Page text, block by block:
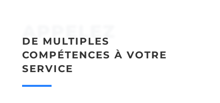
APPELEZ
DE MULTIPLES
COMPÉTENCES À VOTRE
SERVICE